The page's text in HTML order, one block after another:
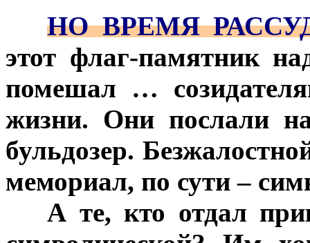
НО ВРЕМЯ
этот флаг-памятник
помешал …
жизни. Они послали
бульдозер.
мемориал, по сути –
А те, кто отдал